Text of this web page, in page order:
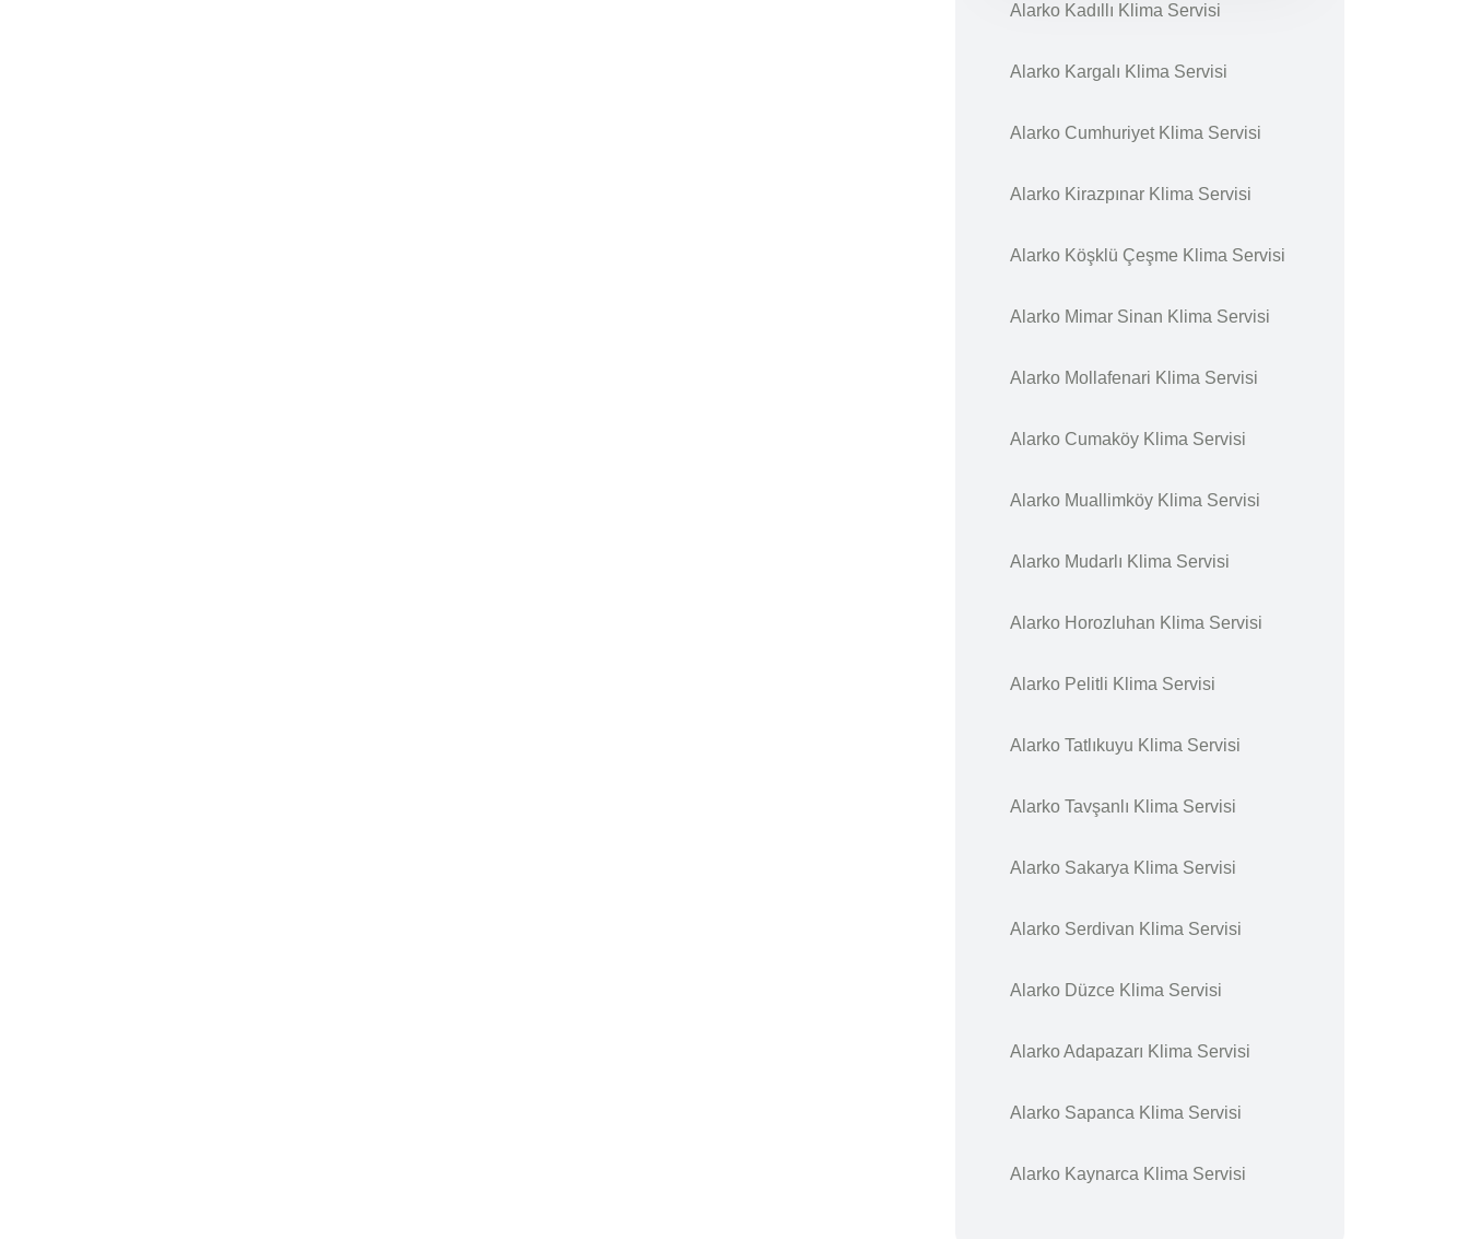
Alarko Kadıllı Klima Servisi
Alarko Kargalı Klima Servisi
Alarko Cumhuriyet Klima Servisi
Alarko Kirazpınar Klima Servisi
Alarko Köşklü Çeşme Klima Servisi
Alarko Mimar Sinan Klima Servisi
Alarko Mollafenari Klima Servisi
Alarko Cumaköy Klima Servisi
Alarko Muallimköy Klima Servisi
Alarko Mudarlı Klima Servisi
Alarko Horozluhan Klima Servisi
Alarko Pelitli Klima Servisi
Alarko Tatlıkuyu Klima Servisi
Alarko Tavşanlı Klima Servisi
Alarko Sakarya Klima Servisi
Alarko Serdivan Klima Servisi
Alarko Düzce Klima Servisi
Alarko Adapazarı Klima Servisi
Alarko Sapanca Klima Servisi
Alarko Kaynarca Klima Servisi